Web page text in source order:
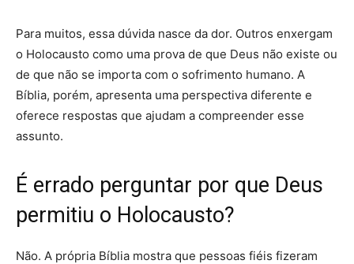
Para muitos, essa dúvida nasce da dor. Outros enxergam
o Holocausto como uma prova de que Deus não existe ou
de que não se importa com o sofrimento humano. A
Bíblia, porém, apresenta uma perspectiva diferente e
oferece respostas que ajudam a compreender esse
assunto.
É errado perguntar por que Deus
permitiu o Holocausto?
Não. A própria Bíblia mostra que pessoas fiéis fizeram